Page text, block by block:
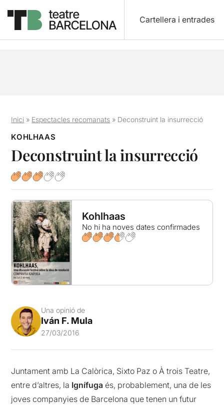
Cartellera i entrades
Inici » Espectacles recomanats » Deconstruint la insurrecció
KOHLHAAS
Deconstruint la insurrecció
Kohlhaas
No hi ha noves dates confirmades
Una opinió de
Iván F. Mula
27/03/2016
Juntament amb La Calòrica, Sixto Paz o À trois Teatre,
entre d’altres, la Ignífuga és, probablement, una de les
joves companyies de Barcelona que tenen un futur